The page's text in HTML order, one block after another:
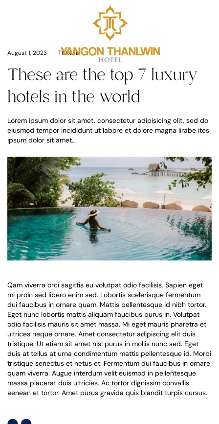
August 1, 2023 TRAVEL
These are the top 7 luxury
hotels in the world
Lorem ipsum dolor sit amet, consectetur adipisicing elit, sed do
eiusmod tempor incididunt ut labore et dolore magna lirabe ites
ipsum dolor sit amet…
Qam viverra orci sagittis eu volutpat odio facilisis. Sapien eget
mi proin sed libero enim sed. Lobortis scelerisque fermentum
dui faucibus in ornare quam. Mattis pellentesque id nibh tortor.
Eget nunc lobortis mattis aliquam faucibus purus in. Volutpat
odio facilisis mauris sit amet massa. Mi eget mauris pharetra et
ultrices neque ornare. Amet consectetur adipiscing elit duis
tristique. Ut etiam sit amet nisl purus in mollis nunc sed. Eget
duis at tellus at urna condimentum mattis pellentesque id. Morbi
tristique senectus et netus et. Fermentum dui faucibus in ornare
quam viverra. Augue interdum velit euismod in pellentesque
massa placerat duis ultricies. Ac tortor dignissim convallis
aenean et tortor. Amet purus gravida quis blandit turpis cursus.